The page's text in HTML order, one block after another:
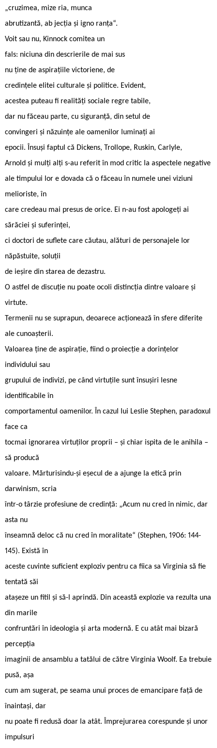
„cruzimea, mize ria, munca
abrutizantă, ab jecția și igno ranța“.
Voit sau nu, Kinnock comitea un
fals: niciuna din descrierile de mai sus
nu ține de aspirațiile victoriene, de
credințele elitei culturale și politice. Evident,
acestea puteau fi realități sociale regre tabile,
dar nu făceau parte, cu siguranță, din setul de
convingeri și năzuințe ale oamenilor luminați ai
epocii. Însuși faptul că Dickens, Trollope, Ruskin, Carlyle,
Arnold și mulți alți s-au referit în mod critic la aspectele negative
ale timpului lor e dovada că o făceau în numele unei viziuni
melioriste, în
care credeau mai presus de orice. Ei n-au fost apologeți ai
sărăciei și suferinței,
ci doctori de suflete care căutau, alături de personajele lor
năpăstuite, soluții
de ieșire din starea de dezastru.
O astfel de discuție nu poate ocoli distincția dintre valoare și
virtute.
Termenii nu se suprapun, deoarece acționează în sfere diferite
ale cunoașterii.
Valoarea ține de aspirație, fiind o proiecție a dorințelor
individului sau
grupului de indivizi, pe când virtuțile sunt însușiri lesne
identificabile în
comportamentul oamenilor. În cazul lui Leslie Stephen, paradoxul
face ca
tocmai ignorarea virtuților proprii – și chiar ispita de le anihila –
să producă
valoare. Mărturisindu-și eșecul de a ajunge la etică prin
darwinism, scria
într-o târzie profesiune de credință: „Acum nu cred în nimic, dar
asta nu
înseamnă deloc că nu cred în moralitate“ (Stephen, 1906: 144-
145). Există în
aceste cuvinte suficient exploziv pentru ca fiica sa Virginia să fie
tentată săi
atașeze un fitil și să-l aprindă. Din această explozie va rezulta una
din marile
confruntări în ideologia și arta modernă. E cu atât mai bizară
percepția
imaginii de ansamblu a tatălui de către Virginia Woolf. Ea trebuie
pusă, așa
cum am sugerat, pe seama unui proces de emancipare față de
înaintași, dar
nu poate fi redusă doar la atât. Împrejurarea corespunde și unor
impulsuri